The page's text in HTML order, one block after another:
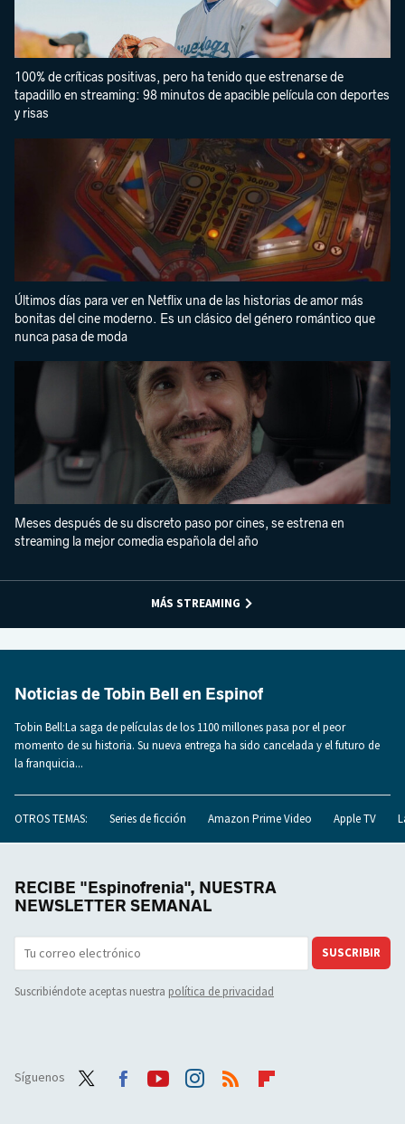
100% de críticas positivas, pero ha tenido que estrenarse de
tapadillo en streaming: 98 minutos de apacible película con deportes
y risas
Últimos días para ver en Netflix una de las historias de amor más
bonitas del cine moderno. Es un clásico del género romántico que
nunca pasa de moda
Meses después de su discreto paso por cines, se estrena en
streaming la mejor comedia española del año
MÁS STREAMING
Noticias de Tobin Bell en Espinof
Tobin Bell:La saga de películas de los 1100 millones pasa por el peor
momento de su historia. Su nueva entrega ha sido cancelada y el futuro de
la franquicia...
OTROS TEMAS: Series de ficción Amazon Prime Video Apple TV
RECIBE "Espinofrenia", NUESTRA
NEWSLETTER SEMANAL
SUSCRIBIR
Suscribiéndote aceptas nuestra política de privacidad
Síguenos